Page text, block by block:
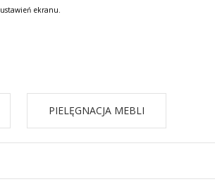
ekranu.
PIELĘGNACJA MEBLI